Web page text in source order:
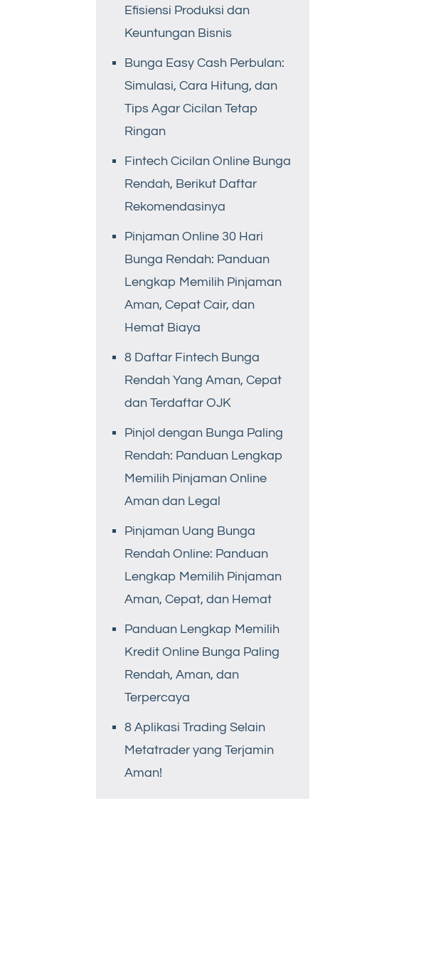
Efisiensi Produksi dan
Keuntungan Bisnis
Bunga Easy Cash Perbulan:
Simulasi, Cara Hitung, dan
Tips Agar Cicilan Tetap
Ringan
Fintech Cicilan Online Bunga
Rendah, Berikut Daftar
Rekomendasinya
Pinjaman Online 30 Hari
Bunga Rendah: Panduan
Lengkap Memilih Pinjaman
Aman, Cepat Cair, dan
Hemat Biaya
8 Daftar Fintech Bunga
Rendah Yang Aman, Cepat
dan Terdaftar OJK
Pinjol dengan Bunga Paling
Rendah: Panduan Lengkap
Memilih Pinjaman Online
Aman dan Legal
Pinjaman Uang Bunga
Rendah Online: Panduan
Lengkap Memilih Pinjaman
Aman, Cepat, dan Hemat
Panduan Lengkap Memilih
Kredit Online Bunga Paling
Rendah, Aman, dan
Terpercaya
8 Aplikasi Trading Selain
Metatrader yang Terjamin
Aman!